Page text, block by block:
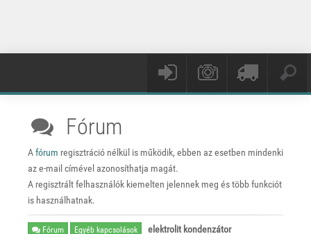
Fórum
Afórum regisztráció nélkül is működik, ebben az esetben mindenki
az e-mail címével azonosíthatja magát.
A regisztrált felhasználók kiemelten jelennek meg és több funkciót
is használhatnak.
Fórum Egyéb kapcsolások elektrolit kondenzátor